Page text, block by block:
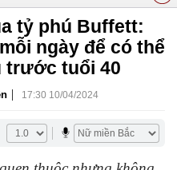
tỷ phú Buffett:
ngày để có thể
trước tuổi 40
| 17:30 10/04/2024